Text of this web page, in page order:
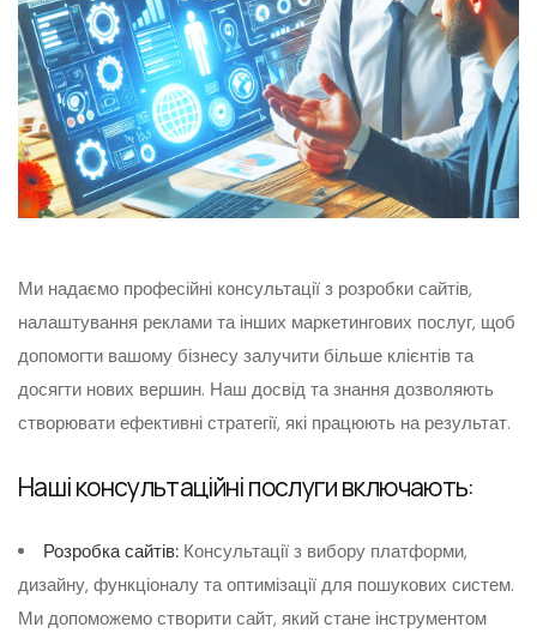
Ми надаємо професійні консультації з розробки сайтів,
налаштування реклами та інших маркетингових послуг, щоб
допомогти вашому бізнесу залучити більше клієнтів та
досягти нових вершин. Наш досвід та знання дозволяють
створювати ефективні стратегії, які працюють на результат.
Наші консультаційні послуги включають:
Розробка сайтів: Консультації з вибору платформи,
дизайну, функціоналу та оптимізації для пошукових систем.
Ми допоможемо створити сайт, який стане інструментом